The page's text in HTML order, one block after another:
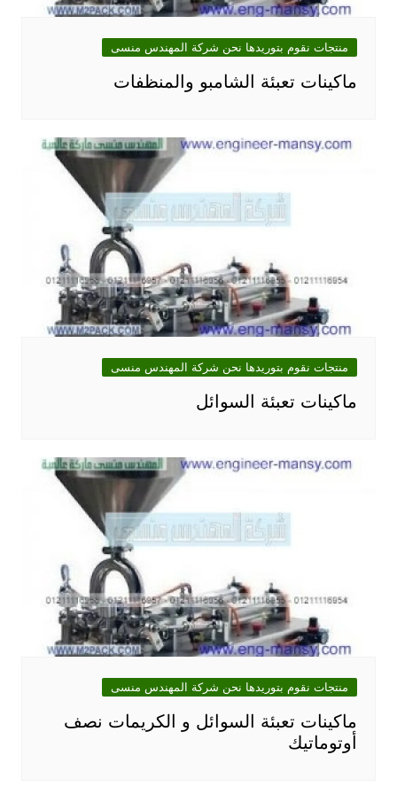
منتجات نقوم بتوريدها نحن شركة المهندس منسى
ماكينات تعبئة الشامبو والمنظفات
منتجات نقوم بتوريدها نحن شركة المهندس منسى
ماكينات تعبئة السوائل
منتجات نقوم بتوريدها نحن شركة المهندس منسى
ماكينات تعبئة السوائل و الكريمات نصف
أوتوماتيك